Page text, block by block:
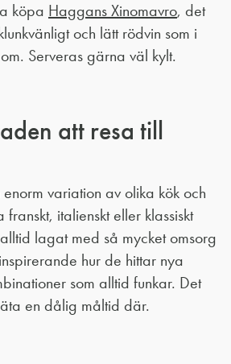
köpa Haggans Xinomavro, det
och lätt rödvin som i
Serveras gärna väl kylt.
att resa till
enorm variation av olika kök och
italienskt eller klassiskt
lagat med så mycket omsorg
hur de hittar nya
som alltid funkar. Det
en dålig måltid där.